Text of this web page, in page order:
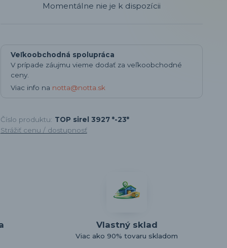
Momentálne nie je k dispozícii
Veľkoobchodná spolupráca
V prípade záujmu vieme dodať za veľkoobchodné
ceny.
Viac info na notta@notta.sk
Číslo produktu: TOP sirel 3927 *-23*
Strážiť cenu / dostupnosť
Vlastný sklad
Viac ako 90% tovaru skladom